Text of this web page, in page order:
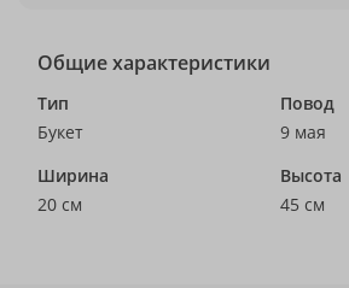
Общие характеристики
Тип
Букет
Повод
9 мая
Ширина
20 см
Высота
45 см